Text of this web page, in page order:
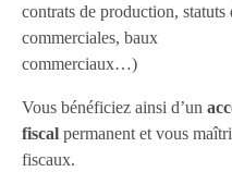
contrats de production, statuts
commerciales, baux
Vous bénéficiez ainsi d’un
fiscal permanent et vous
fiscaux.